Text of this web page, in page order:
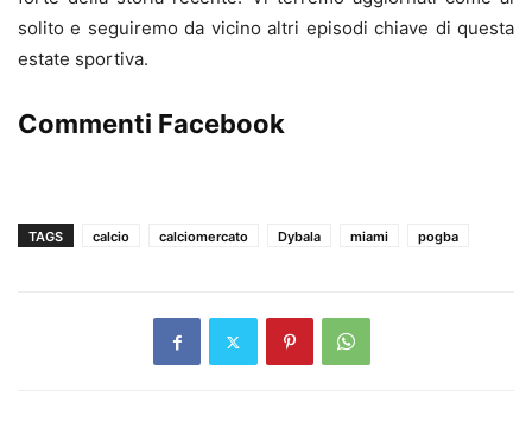
solito e seguiremo da vicino altri episodi chiave di questa
estate sportiva.
Commenti Facebook
TAGS calcio calciomercato Dybala miami pogba